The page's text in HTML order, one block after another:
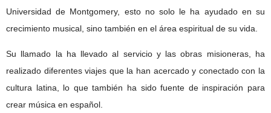
Universidad de Montgomery, esto no solo le ha ayudado en su
crecimiento musical, sino también en el área espiritual de su vida.
Su llamado la ha llevado al servicio y las obras misioneras, ha
realizado diferentes viajes que la han acercado y conectado con la
cultura latina, lo que también ha sido fuente de inspiración para
crear música en español.